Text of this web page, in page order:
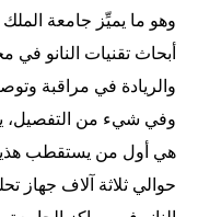
وهو ما يميِّز جامعة الملك
أبحاث تقنيات النانو في
والريادة في مراقبة
وفي شيء من التفصيل،
هي أول من يستقطب
حوالي ثلاثة آلاف